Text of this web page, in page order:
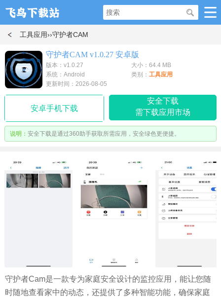
工具应用››守护者CAM
守护者CAM v1.0.27 安卓版
版本：v1.0.27
大小：64.4 MB
系统：Android
类别： 工具应用
更新时间：2026-08-05
安卓手机下载
安全下载
需下载应用市场
说明： 安全下载是通过360助手获取所需应用，安全绿色更便捷。
守护者Cam是一款专为家庭安全设计的监控应用，能让您随
时随地查看家中的动态，还提供了多种智能功能，确保家庭